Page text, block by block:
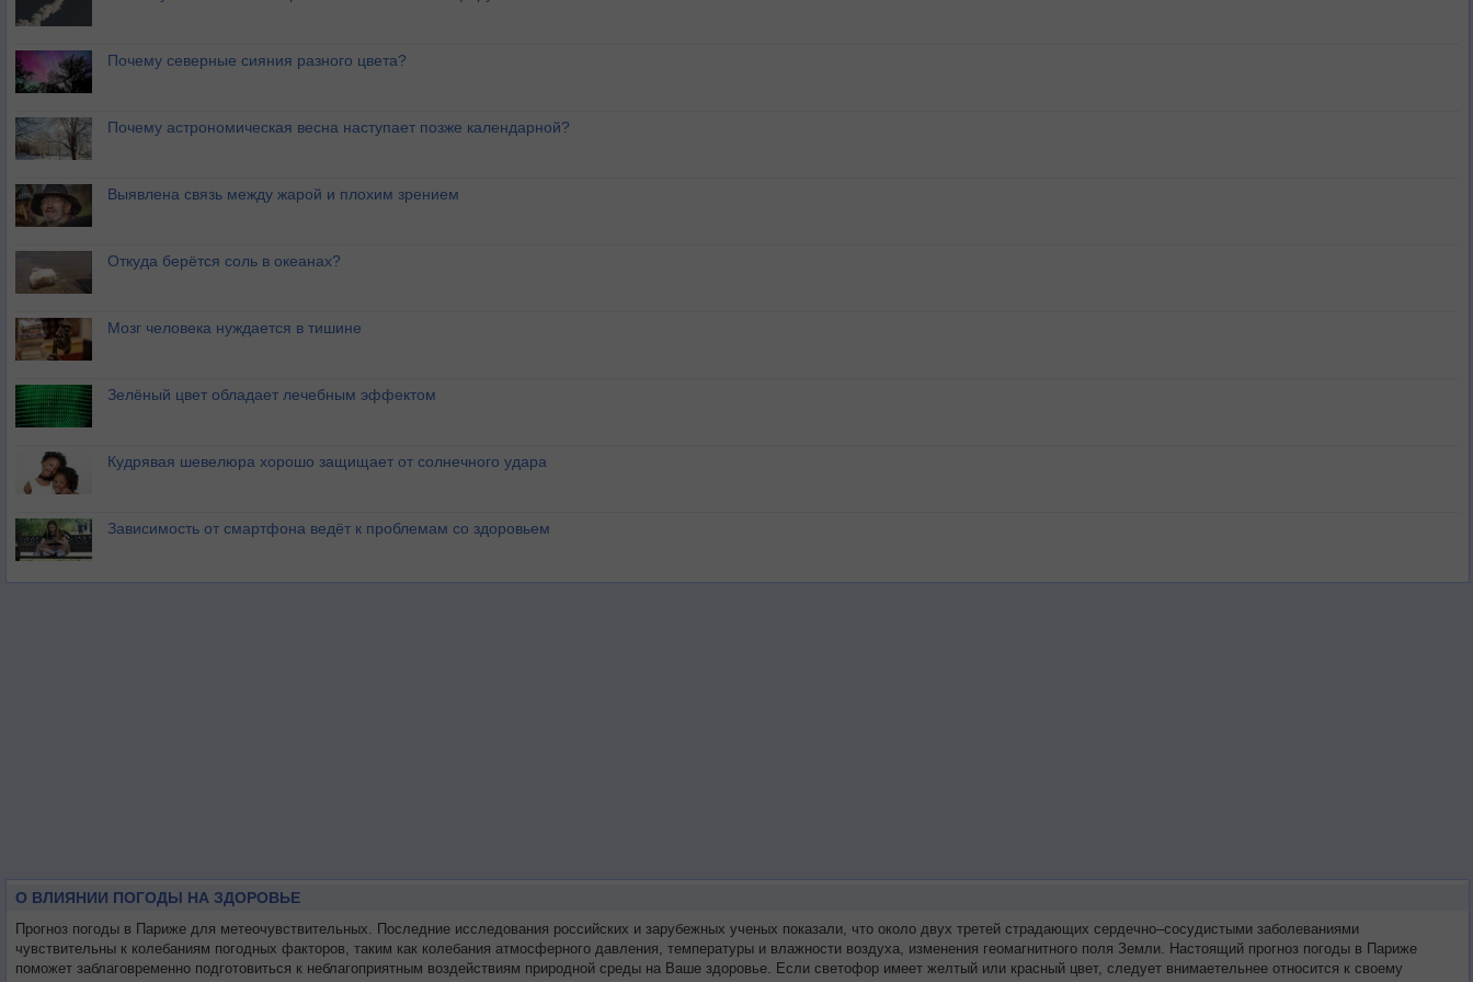
Почему северные сияния разного цвета?
Почему астрономическая весна наступает позже календарной?
Выявлена связь между жарой и плохим зрением
Откуда берётся соль в океанах?
Мозг человека нуждается в тишине
Зелёный цвет обладает лечебным эффектом
Кудрявая шевелюра хорошо защищает от солнечного удара
Зависимость от смартфона ведёт к проблемам со здоровьем
О ВЛИЯНИИ ПОГОДЫ НА ЗДОРОВЬЕ
Прогноз погоды в Париже для метеочувствительных. Последние исследования российских и зарубежных ученых показали, что около двух третей страдающих сердечно–сосудистыми заболеваниями
чувствительны к колебаниям погодных факторов, таким как колебания атмосферного давления, температуры и влажности воздуха, изменения геомагнитного поля Земли. Настоящий прогноз погоды в Париже
поможет заблаговременно подготовиться к неблагоприятным воздействиям природной среды на Ваше здоровье. Если светофор имеет желтый или красный цвет, следует внимаетельнее относится к своему